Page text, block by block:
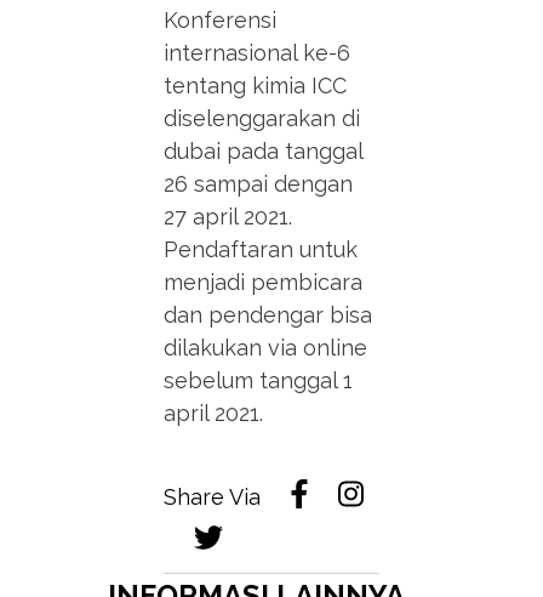
Konferensi
internasional ke-6
tentang kimia ICC
diselenggarakan di
dubai pada tanggal
26 sampai dengan
27 april 2021.
Pendaftaran untuk
menjadi pembicara
dan pendengar bisa
dilakukan via online
sebelum tanggal 1
april 2021.
Share Via